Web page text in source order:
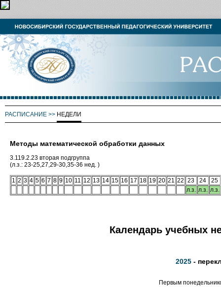
РАСПИСАНИЕ >> НЕДЕЛИ
Методы математической обработки данных
3.119.2.23 вторая подгруппа
(л.з.: 23-25,27,29-30,35-36 нед. )
1 2 3 4 5 6 7 8 9 10 11 12 13 14 15 16 17 18 19 20 21 22 23 24
25
л.з. л.з. л.з.
Календарь учебных
2025 -
Первым